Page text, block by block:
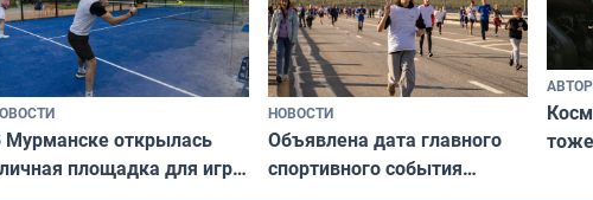
Мурманске открылась
площадка для игры
НОВОСТИ
Объявлена дата главного
спортивного события